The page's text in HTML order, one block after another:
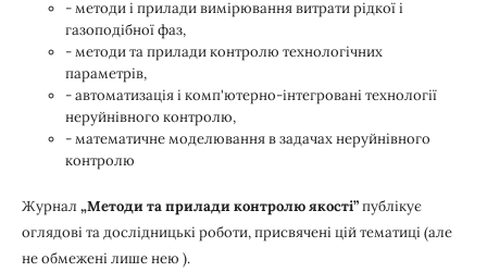
- методи і прилади вимірювання витрати рідкої і
газоподібної фаз,
- методи та прилади контролю технологічних
параметрів,
- автоматизація і комп'ютерно-інтегровані технології
неруйнівного контролю,
- математичне моделювання в задачах неруйнівного
контролю
Журнал „Методи та прилади контролю якості”публікує
оглядові та дослідницькі роботи, присвячені цій тематиці (але
не обмежені лише нею ).